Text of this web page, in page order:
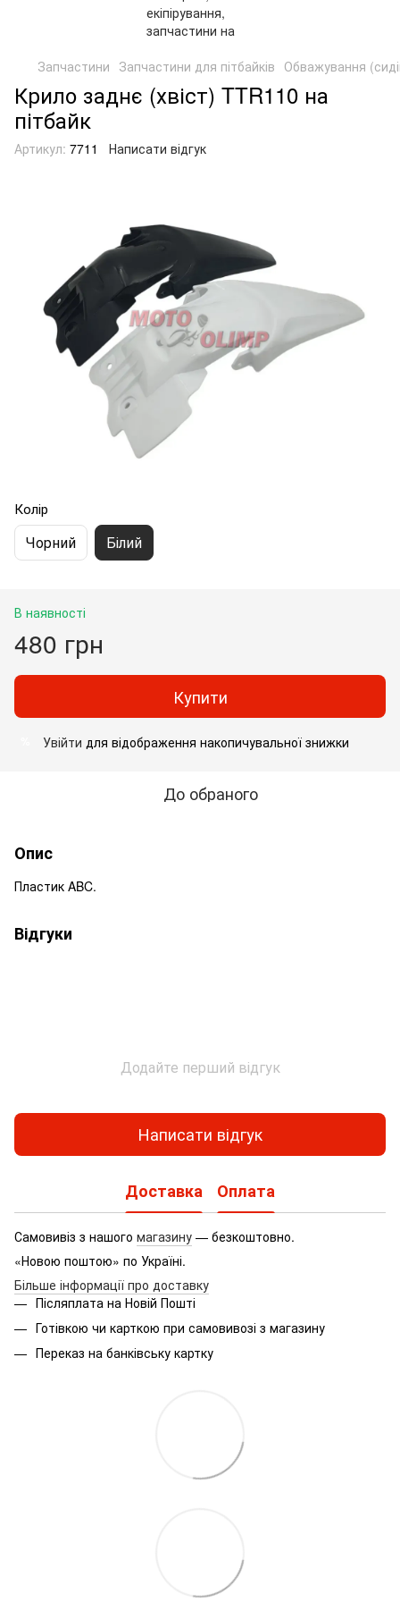
Запчастини Запчастини для пітбайків Обважування
Крило заднє (хвіст) TTR110 на
пітбайк
Артикул: 7711 Написати відгук
Колір
Чорний Білий
В наявності
480 грн
Купити
Увійти для відображення накопичувальної знижки
До обраного
Опис
Пластик ABC.
Відгуки
Додайте перший відгук
Написати відгук
Доставка Оплата
Самовивіз з нашого магазину — безкоштовно.
«Новою поштою» по Україні.
Більше інформації про доставку
Післяплата на Новій Пошті
Готівкою чи карткою при самовивозі з магазину
Переказ на банківську картку